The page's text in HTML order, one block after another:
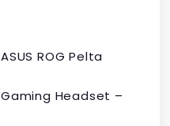
ASUS ROG Pelta
Gaming Headset –